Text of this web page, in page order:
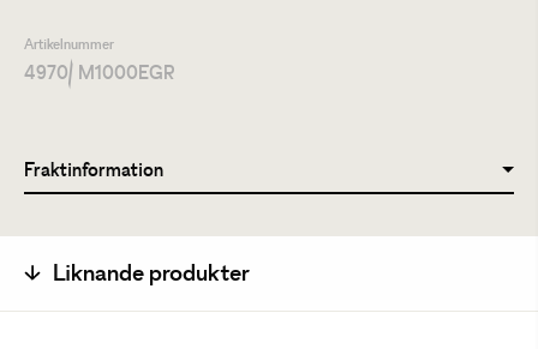
Artikelnummer
4970/ M1000EGR
Fraktinformation
Liknande produkter